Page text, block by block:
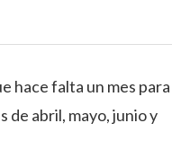
hace falta un mes para
de abril, mayo, junio y